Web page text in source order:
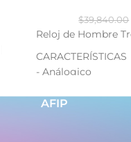
$39,840.00
Reloj de Hombre
CARACTERÍSTICAS
- Análogico
- Caja de metal
AFIP